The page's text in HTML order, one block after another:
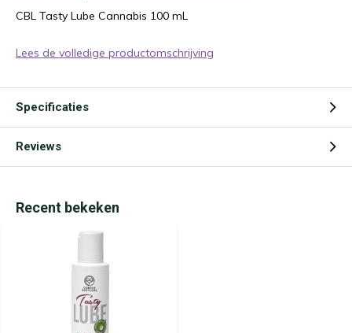
CBL Tasty Lube Cannabis 100 mL
Lees de volledige productomschrijving
Specificaties
Reviews
Recent bekeken